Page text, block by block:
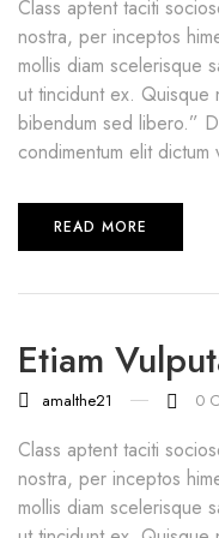
Class aptent taciti
nostra, per inceptos
mollis diam scelerisque
ut tincidunt ex. Quisque
bibendum sed libero.”
condimentum elit
READ MORE
Etiam
amalthe21 0
Class aptent taciti
nostra, per inceptos
mollis diam scelerisque